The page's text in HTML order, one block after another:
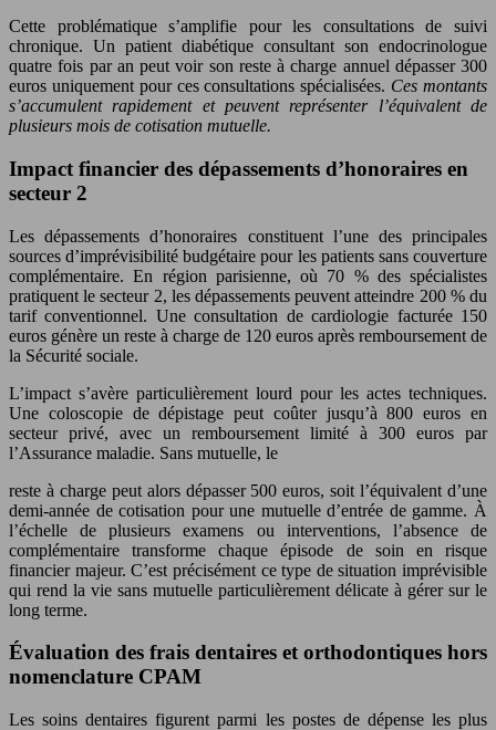
Cette problématique s’amplifie pour les consultations de suivi
chronique. Un patient diabétique consultant son endocrinologue
quatre fois par an peut voir son reste à charge annuel dépasser 300
euros uniquement pour ces consultations spécialisées. Ces montants
s’accumulent rapidement et peuvent représenter l’équivalent de
plusieurs mois de cotisation mutuelle.
Impact financier des dépassements d’honoraires en
secteur 2
Les dépassements d’honoraires constituent l’une des principales
sources d’imprévisibilité budgétaire pour les patients sans couverture
complémentaire. En région parisienne, où 70 % des spécialistes
pratiquent le secteur 2, les dépassements peuvent atteindre 200 % du
tarif conventionnel. Une consultation de cardiologie facturée 150
euros génère un reste à charge de 120 euros après remboursement de
la Sécurité sociale.
L’impact s’avère particulièrement lourd pour les actes techniques.
Une coloscopie de dépistage peut coûter jusqu’à 800 euros en
secteur privé, avec un remboursement limité à 300 euros par
l’Assurance maladie. Sans mutuelle, le
reste à charge peut alors dépasser 500 euros, soit l’équivalent d’une
demi-année de cotisation pour une mutuelle d’entrée de gamme. À
l’échelle de plusieurs examens ou interventions, l’absence de
complémentaire transforme chaque épisode de soin en risque
financier majeur. C’est précisément ce type de situation imprévisible
qui rend la vie sans mutuelle particulièrement délicate à gérer sur le
long terme.
Évaluation des frais dentaires et orthodontiques hors
nomenclature CPAM
Les soins dentaires figurent parmi les postes de dépense les plus